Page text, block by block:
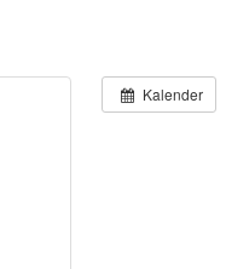
Kalender